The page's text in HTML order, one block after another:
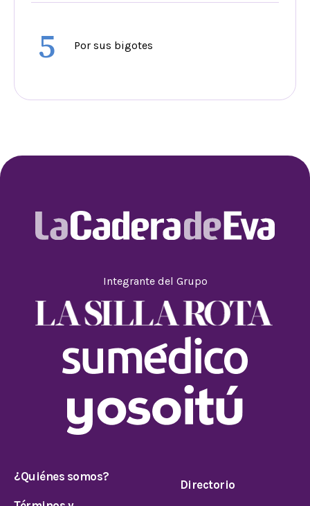
5 Por sus bigotes
Integrante del Grupo
¿Quiénes somos?
Directorio